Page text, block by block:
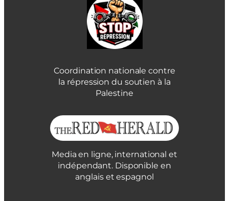
Coordination nationale contre
la répression du soutien à la
Palestine
Media en ligne, international et
indépendant. Disponible en
anglais et espagnol